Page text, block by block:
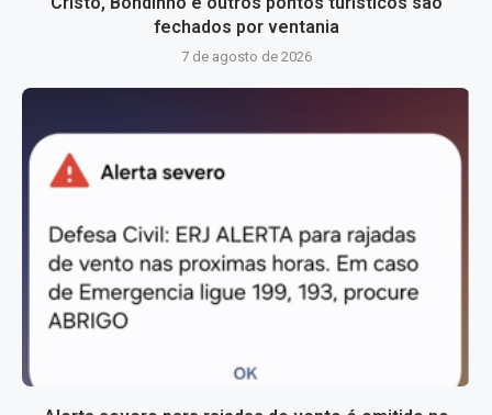
fechados por ventania
7 de agosto de 2026